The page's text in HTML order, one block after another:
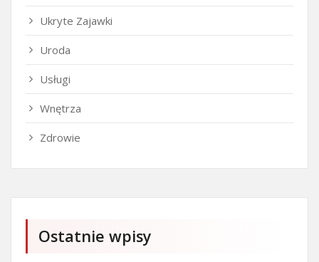
Ukryte Zajawki
Uroda
Usługi
Wnętrza
Zdrowie
Ostatnie wpisy